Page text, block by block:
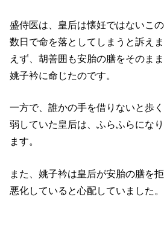
盛侍医は、皇后は懐妊ではないこ
数日で命を落としてしまうと訴え
えず、胡善囲も安胎の膳をそのま
姚子衿に命じたのです。
一方で、誰かの手を借りないと歩
弱していた皇后は、ふらふらにな
ます。
また、姚子衿は皇后が安胎の膳を
悪化していると心配していました。